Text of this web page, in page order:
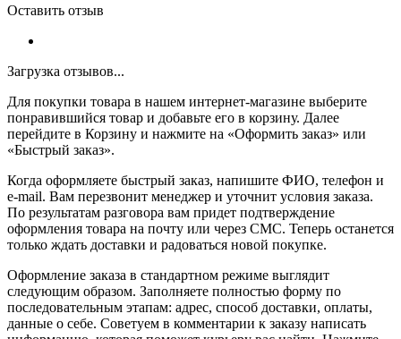
Оставить отзыв
Загрузка отзывов...
Для покупки товара в нашем интернет-магазине выберите
понравившийся товар и добавьте его в корзину. Далее
перейдите в Корзину и нажмите на «Оформить заказ» или
«Быстрый заказ».
Когда оформляете быстрый заказ, напишите ФИО, телефон и
e-mail. Вам перезвонит менеджер и уточнит условия заказа.
По результатам разговора вам придет подтверждение
оформления товара на почту или через СМС. Теперь останется
только ждать доставки и радоваться новой покупке.
Оформление заказа в стандартном режиме выглядит
следующим образом. Заполняете полностью форму по
последовательным этапам: адрес, способ доставки, оплаты,
данные о себе. Советуем в комментарии к заказу написать